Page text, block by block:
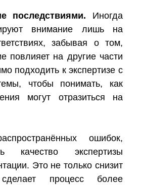
последствиями. Иногда
внимание лишь на
забывая о том,
повлияет на другие части
подходить к экспертизе с
чтобы понимать, как
могут отразиться на
ошибок,
качество экспертизы
Это не только снизит
процесс более